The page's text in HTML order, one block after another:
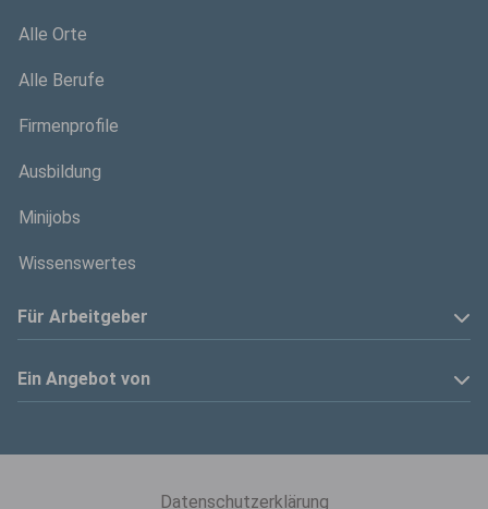
Alle Orte
Alle Berufe
Firmenprofile
Ausbildung
Minijobs
Wissenswertes
Für Arbeitgeber
Anzeige schalten
Ein Angebot von
Datenschutzerklärung